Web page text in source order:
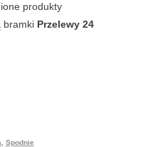
produkty
bramki Przelewy 24
Spodnie